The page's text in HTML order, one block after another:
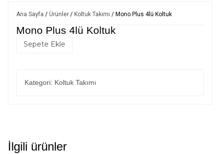
Ana Sayfa / Ürünler / Koltuk Takımı / Mono Plus 4lü Koltuk
Mono Plus 4lü Koltuk
Sepete Ekle
Kategori: Koltuk Takımı
İlgili ürünler